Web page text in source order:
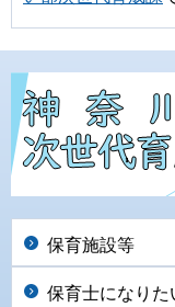
保育施設等
保育士になりた